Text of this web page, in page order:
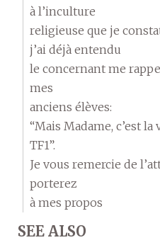
à l’inculture
religieuse que je
j’ai déjà entendu
le concernant me
mes
anciens élèves:
“Mais Madame, c’est la
TF1”.
Je vous remercie de
porterez
à mes propos
SEE ALSO